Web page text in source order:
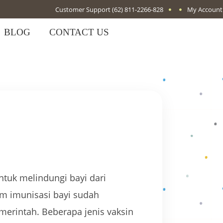
Customer Support(62) 811-2266-828 My Account
BLOG CONTACT US
melindungi bayi dari
imunisasi bayi sudah
Beberapa jenis vaksin